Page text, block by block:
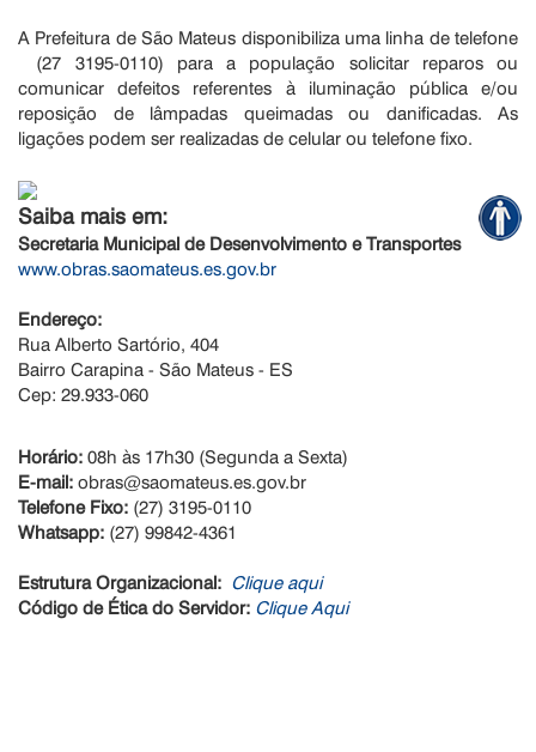
A Prefeitura de São Mateus disponibiliza uma linha de telefone
(27 3195-0110) para a população solicitar reparos ou
comunicar defeitos referentes à iluminação pública e/ou
reposição de lâmpadas queimadas ou danificadas. As
ligações podem ser realizadas de celular ou telefone fixo.
Saiba mais em:
Secretaria Municipal de Desenvolvimento e Transportes
www.obras.saomateus.es.gov.br
Endereço:
Rua Alberto Sartório, 404
Bairro Carapina - São Mateus - ES
Cep: 29.933-060
Horário: 08h às 17h30 (Segunda a Sexta)
E-mail: obras@saomateus.es.gov.br
Telefone Fixo: (27) 3195-0110
Whatsapp: (27) 99842-4361
Estrutura Organizacional: Clique aqui
Código de Ética do Servidor: Clique Aqui